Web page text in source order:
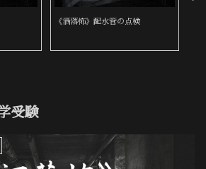
性 《洒落怖》ある田舎の葬式
受験